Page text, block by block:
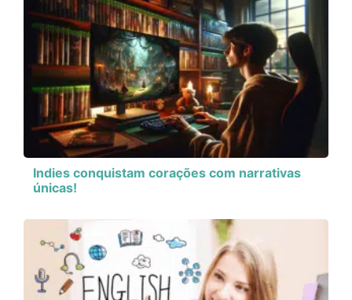
Indies conquistam corações com narrativas
únicas!